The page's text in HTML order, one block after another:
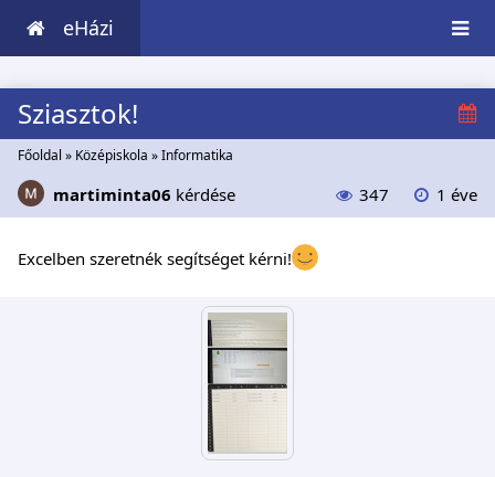
eHázi
Sziasztok!
Főoldal » Középiskola »Informatika
martiminta06 kérdése 347 1 éve
Excelben szeretnék segítséget kérni!